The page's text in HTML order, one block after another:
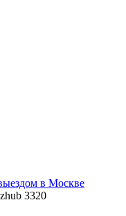
в Москве
3320